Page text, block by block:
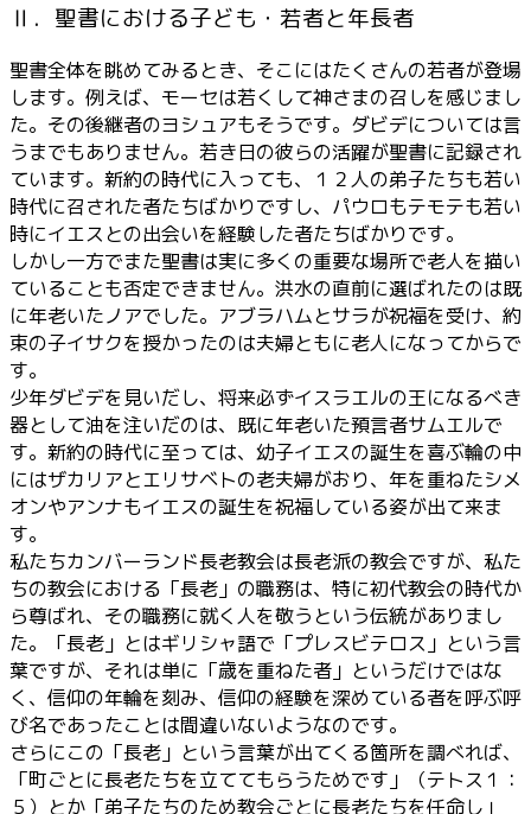
Ⅱ．聖書における子ども・若者と年長者
聖書全体を眺めてみるとき、そこにはたくさんの若者が登場
します。例えば、モーセは若くして神さまの召しを感じまし
た。その後継者のヨシュアもそうです。ダビデについては言
うまでもありません。若き日の彼らの活躍が聖書に記録され
ています。新約の時代に入っても、１２人の弟子たちも若い
時代に召された者たちばかりですし、パウロもテモテも若い
時にイエスとの出会いを経験した者たちばかりです。
しかし一方でまた聖書は実に多くの重要な場所で老人を描い
ていることも否定できません。洪水の直前に選ばれたのは既
に年老いたノアでした。アブラハムとサラが祝福を受け、約
束の子イサクを授かったのは夫婦ともに老人になってからで
す。
少年ダビデを見いだし、将来必ずイスラエルの王になるべき
器として油を注いだのは、既に年老いた預言者サムエルで
す。新約の時代に至っては、幼子イエスの誕生を喜ぶ輪の中
にはザカリアとエリサベトの老夫婦がおり、年を重ねたシメ
オンやアンナもイエスの誕生を祝福している姿が出て来ま
す。
私たちカンバーランド長老教会は長老派の教会ですが、私た
ちの教会における「長老」の職務は、特に初代教会の時代か
ら尊ばれ、その職務に就く人を敬うという伝統がありまし
た。「長老」とはギリシャ語で「プレスビテロス」という言
葉ですが、それは単に「歳を重ねた者」というだけではな
く、信仰の年輪を刻み、信仰の経験を深めている者を呼ぶ呼
び名であったことは間違いないようなのです。
さらにこの「長老」という言葉が出てくる箇所を調べれば、
「町ごとに長老たちを立ててもらうためです」（テトス１：
５）とか「弟子たちのため教会ごとに長老たちを任命し」